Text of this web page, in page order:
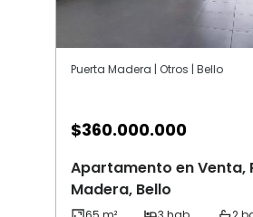
Puerta Madera | Otros | Bello
$360.000.000
Apartamento en Venta,
Madera, Bello